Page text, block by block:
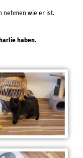
nehmen wie er ist.
haben.